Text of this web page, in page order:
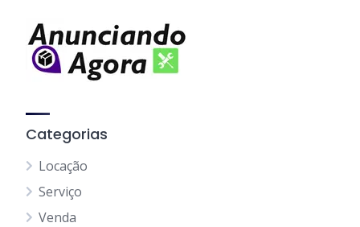
Categorias
Locação
Serviço
Venda